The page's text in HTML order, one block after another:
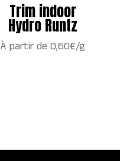
Trim indoor
Hydro Runtz
À partir de 0,60€/g